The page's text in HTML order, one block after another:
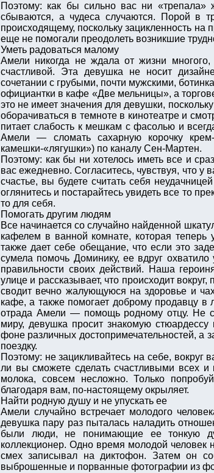
Поэтому: как бы сильно вас ни «трепала»
сбываются, а чудеса случаются. Порой в
происходящему, поскольку зацикленность на
еще не помогали преодолеть возникшие
Уметь радоваться малому
Амели никогда не ждала от жизни
счастливой. Эта девушка не носит
сочетании с грубыми, почти мужскими,
официантки в кафе «Две мельницы», а
это не имеет значения для девушки,
оборачиваться в темноте в кинотеатре и
питает слабость к мешкам с фасолью и
Амели — сломать сахарную корочку
камешки-«лягушки») по каналу Сен-Мартен.
Поэтому: как бы ни хотелось иметь все и
вас ежедневно. Согласитесь, чувствуя, что
счастье, вы будете считать себя
оглянитесь и постарайтесь увидеть все то
то для себя.
Помогать другим людям
Все начинается со случайно найденной
кафелем в ванной комнате, которая
также дает себе обещание, что если это
сумела помочь Доминику, ее вдруг охватило
правильности своих действий. Наша
улице и рассказывает, что происходит
сводит вечно жалующуюся на здоровье и
кафе, а также помогает доброму продавцу в
отрада Амели — помощь родному отцу. Не
миру, девушка просит знакомую
фоне различных достопримечательностей, а
поездку.
Поэтому: не зацикливайтесь на себе,
ли вы сможете сделать счастливыми всех и
молока, совсем несложно. Только
благодаря вам, по-настоящему окрыляет.
Найти родную душу и не упускать ее
Амели случайно встречает молодого
девушка пару раз пыталась наладить
были люди, не понимающие ее тонкую
коллекционер. Одно время молодой человек
смех записывал на диктофон. Затем он
выброшенные и порванные фотографии из